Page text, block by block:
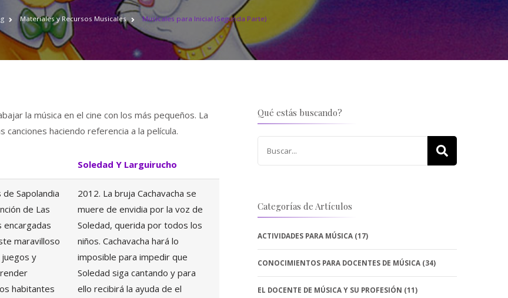
MUSICALES
PARA
INICIAL
(SEGUNDA
Materiales y Recursos Musicales Musicales para Inicial (Segunda Parte)
la música en el cine con los más pequeños. La
haciendo referencia a la película.
Soledad Y Larguirucho
Sapolandia
de Las
encargadas
maravilloso
y
habitantes
2012. La bruja Cachavacha se
muere de envidia por la voz de
Soledad, querida por todos los
niños. Cachavacha hará lo
imposible para impedir que
Soledad siga cantando y para
ello recibirá la ayuda de el
Qué estás buscando?
Categorías de Artículos
ACTIVIDADES PARA MÚSICA(17)
CONOCIMIENTOS PARA DOCENTES DE MÚSICA(34)
EL DOCENTE DE MÚSICA Y SU PROFESIÓN (11)